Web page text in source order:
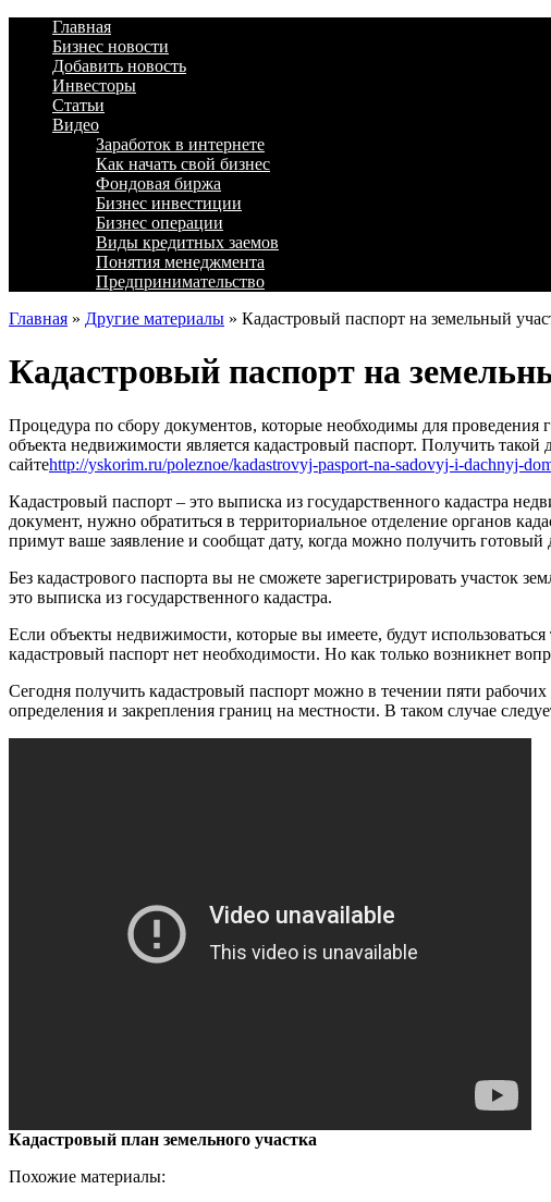
Главная
Бизнес новости
Добавить новость
Инвесторы
Статьи
Видео
Заработок в интернете
Как начать свой бизнес
Фондовая биржа
Бизнес инвестиции
Бизнес операции
Виды кредитных заемов
Понятия менеджмента
Предпринимательство
Главная » Другие материалы » Кадастровый паспорт на земельный
Кадастровый паспорт на
Процедура по сбору документов, которые необходимы для
объекта недвижимости является кадастровый паспорт. Получить
сайтеhttp://yskorim.ru/poleznoe/kadastrovyj-pasport-na-sadovyj-i-dachnyj-
Кадастровый паспорт – это выписка из государственного кадастра
документ, нужно обратиться в территориальное отделение органов
примут ваше заявление и сообщат дату, когда можно получить готовый
Без кадастрового паспорта вы не сможете зарегистрировать участок
это выписка из государственного кадастра.
Если объекты недвижимости, которые вы имеете, будут
кадастровый паспорт нет необходимости. Но как только возникнет
Сегодня получить кадастровый паспорт можно в течении пяти
определения и закрепления границ на местности. В таком случае
Кадастровый план земельного участка
Похожие материалы: